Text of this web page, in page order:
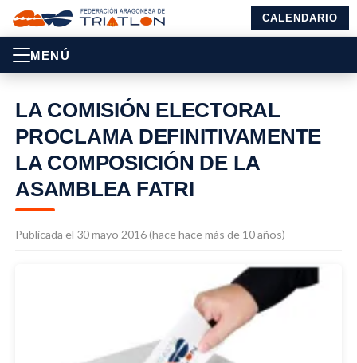
CALENDARIO
MENÚ
LA COMISIÓN ELECTORAL
PROCLAMA DEFINITIVAMENTE
LA COMPOSICIÓN DE LA
ASAMBLEA FATRI
Publicada el 30 mayo 2016 (hace hace más de 10 años)